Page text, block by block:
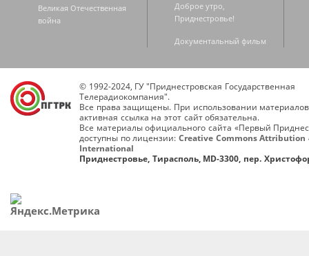
Великая Отечественная
война
Доброе утро,
Приднестровье!
Документальный фильм
© 1992-2024, ГУ "Приднестровская Государственная
Телерадиокомпания".
Все права защищены. При использовании
активная ссылка на этот сайт обязательна.
Все материалы официального сайта «Первый
доступны по лицензии: Creative Commons Attribution
International
Приднестровье, Тирасполь, MD-3300, пер.